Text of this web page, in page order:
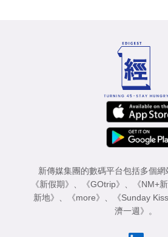
新傳媒集團的數碼平台包括多個
《新假期》
《GOtrip》 《NM+
新地》
《more》 《Sunday
濟一週》
。